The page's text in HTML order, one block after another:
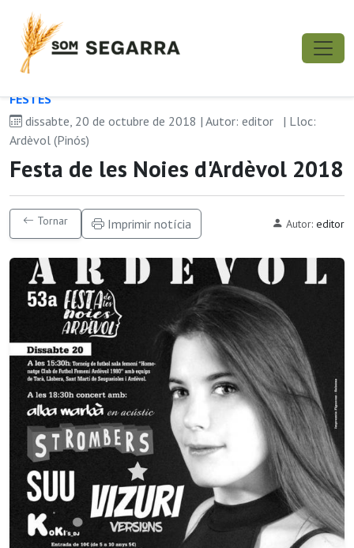
FESTES
dissabte, 20 de octubre de 2018 | Autor: editor
| Lloc:
Ardèvol (Pinós)
Festa de les Noies d'Ardèvol 2018
Tornar Imprimir notícia Autor: editor